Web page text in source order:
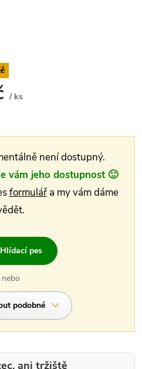
/ ks
není dostupný.
vám jeho dostupnost 🙂
formulářa my vám dáme
Hlídací pes
nebo
podobné
ani tržiště